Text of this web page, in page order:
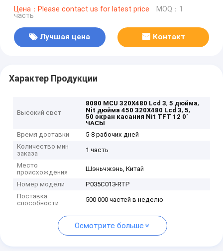
Цена：Please contact us for latest price MOQ：1
часть
Лучшая цена Контакт
Характер Продукции
Высокий свет
8080 MCU 320X480 Lcd 3,5 дюйма,
Nit дюйма 450 320X480 Lcd 3,5,
50 экран касания Nit TFT 12 0'
ЧАСЫ
Время доставки
5-8 рабочих дней
Количество мин
заказа
1 часть
Место
происхождения
Шэньчжэнь, Китай
Номер модели
P035C013-RTP
Поставка
способности
500 000 частей в неделю
Осмотрите больше